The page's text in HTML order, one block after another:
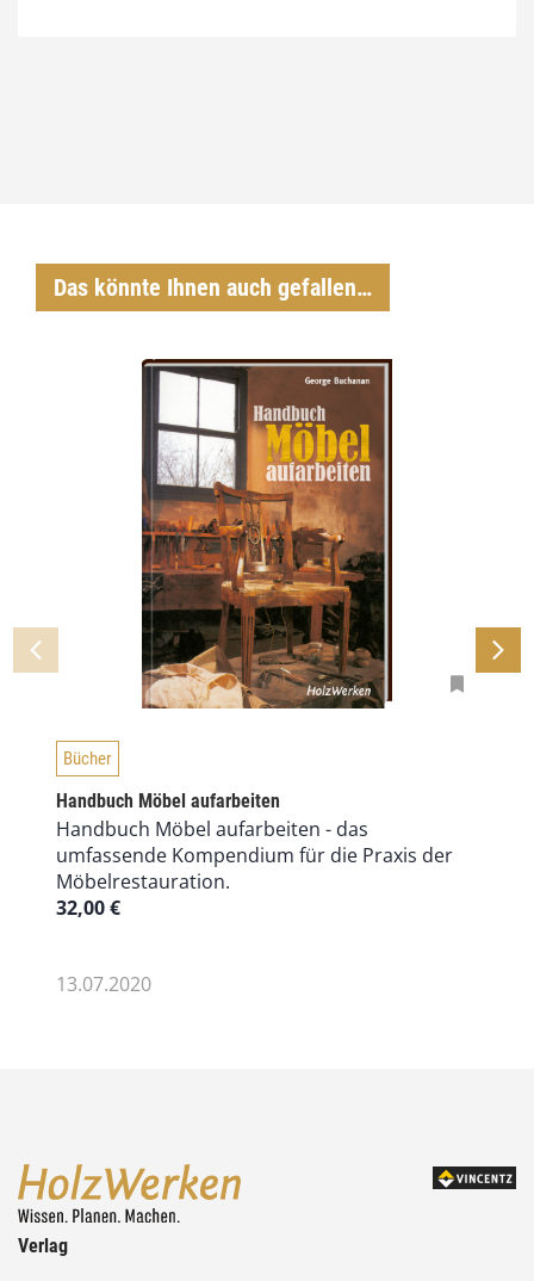
Das könnte Ihnen auch gefallen…
Bücher
Handbuch Möbel aufarbeiten
Handbuch Möbel aufarbeiten - das
umfassende Kompendium für die Praxis der
Möbelrestauration.
32,00€
13.07.2020
Verlag